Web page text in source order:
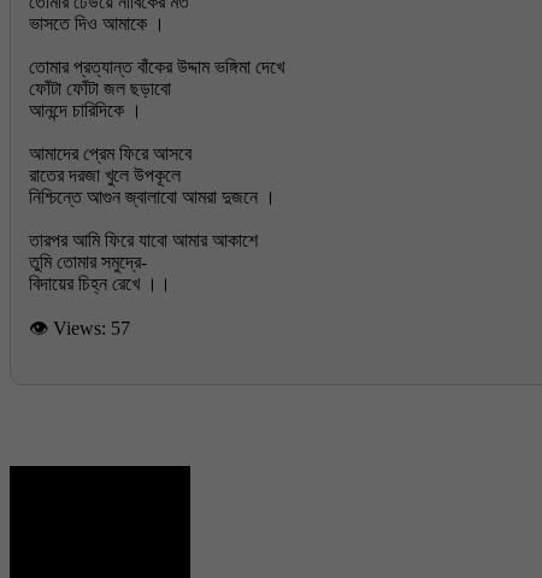
ভাসতে দিও আমাকে ।
তোমার প্রত্যান্ত বাঁকের উদ্দাম ভঙ্গিমা দেখে
ফোঁটা ফোঁটা জল ছড়াবো
আনন্দে চারিদিকে ।
আমাদের প্রেম ফিরে আসবে
রাতের দরজা খুলে উপকূলে
নিশ্চিন্তে আগুন জ্বালাবো আমরা দুজনে ।
তারপর আমি ফিরে যাবো আমার আকাশে
তুমি তোমার সমুদ্রে-
👁 Views: 57